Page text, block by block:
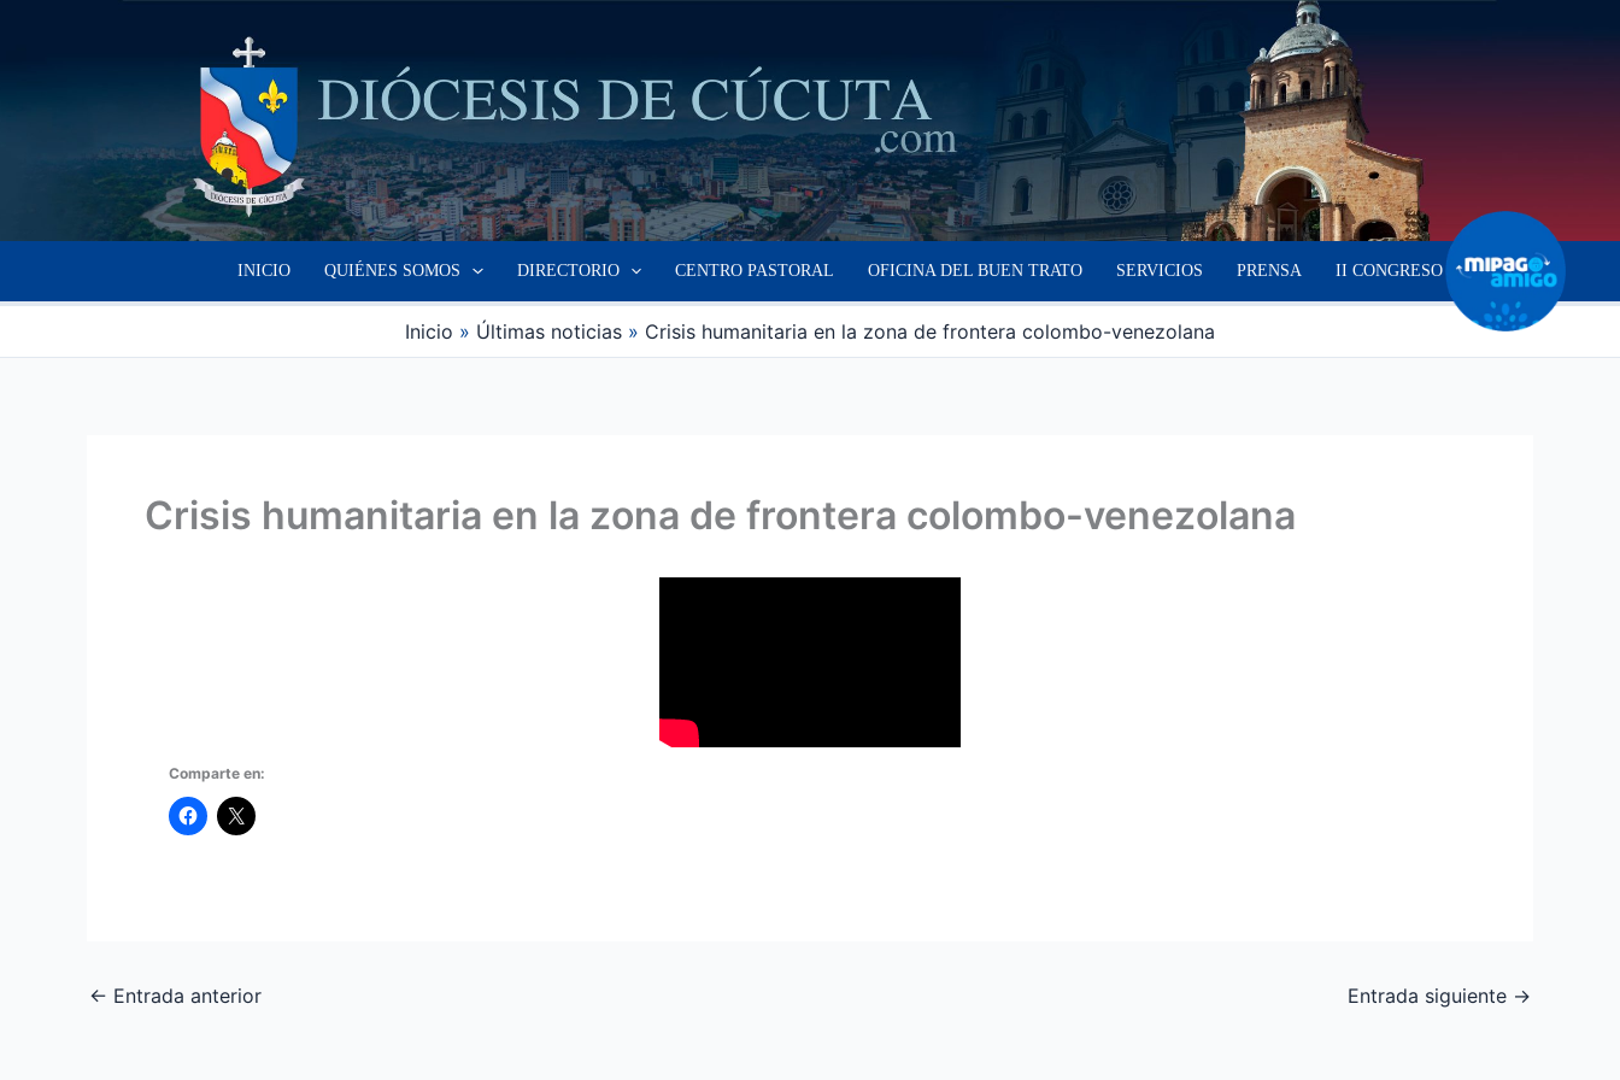
INICIO QUIÉNES SOMOS DIRECTORIO CENTRO PASTORAL OFICINA DEL BUEN TRATO SERVICIOS PRENSA II CONGRESO
Inicio Últimas noticias Crisis humanitaria en la zona de frontera colombo-venezolana
Crisis humanitaria en la zona de frontera colombo-venezolana
Comparte en:
← Entrada anterior Entrada siguiente →